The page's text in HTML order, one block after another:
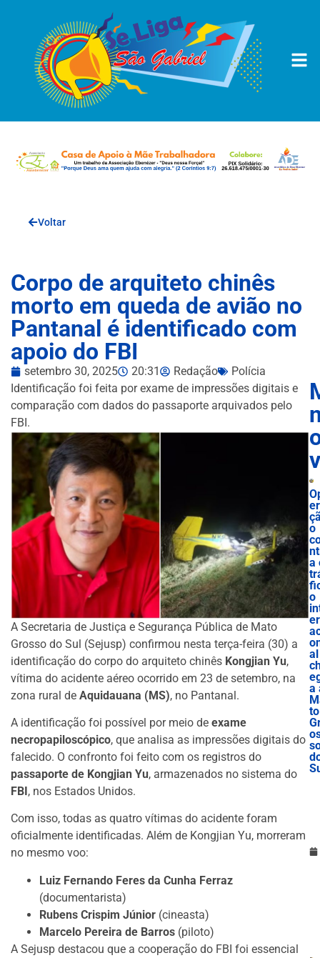
Voltar
Corpo de arquiteto chinês
morto em queda de avião no
Pantanal é identificado com
apoio do FBI
setembro 30, 2025 20:31 Redação
Polícia
Identificação foi feita por exame de impressões digitais e
comparação com dados do passaporte arquivados pelo
FBI.
A Secretaria de Justiça e Segurança Pública de Mato
Grosso do Sul (Sejusp) confirmou nesta terça-feira (30) a
identificação do corpo do arquiteto chinês Kongjian Yu,
vítima do acidente aéreo ocorrido em 23 de setembro, na
zona rural de Aquidauana (MS), no Pantanal.
A identificação foi possível por meio de exame
necropapiloscópico, que analisa as impressões digitais do
falecido. O confronto foi feito com os registros do
passaporte de Kongjian Yu, armazenados no sistema do
FBI, nos Estados Unidos.
Com isso, todas as quatro vítimas do acidente foram
oficialmente identificadas. Além de Kongjian Yu, morreram
no mesmo voo:
Luiz Fernando Feres da Cunha Ferraz
(documentarista)
Rubens Crispim Júnior (cineasta)
Marcelo Pereira de Barros (piloto)
A Sejusp destacou que a cooperação do FBI foi essencial
o
a
o
al
a
to